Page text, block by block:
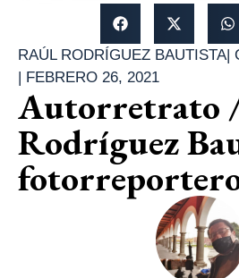
RAÚL RODRÍGUEZ BAUTISTA|
| FEBRERO 26, 2021
Autorretrato
Rodríguez